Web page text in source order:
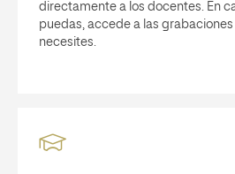
directamente a los docentes. En
puedas, accede a las
necesites.